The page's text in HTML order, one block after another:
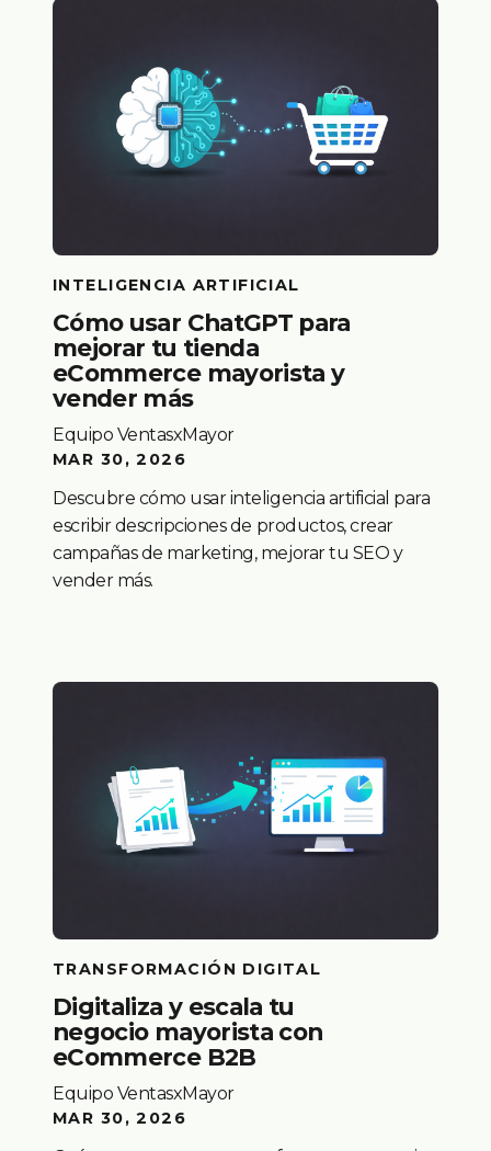
INTELIGENCIA ARTIFICIAL
Cómo usar ChatGPT para
mejorar tu tienda
eCommerce mayorista y
vender más
Equipo VentasxMayor
MAR 30, 2026
Descubre cómo usar inteligencia artificial para
escribir descripciones de productos, crear
campañas de marketing, mejorar tu SEO y
vender más.
TRANSFORMACIÓN DIGITAL
Digitaliza y escala tu
negocio mayorista con
eCommerce B2B
Equipo VentasxMayor
MAR 30, 2026